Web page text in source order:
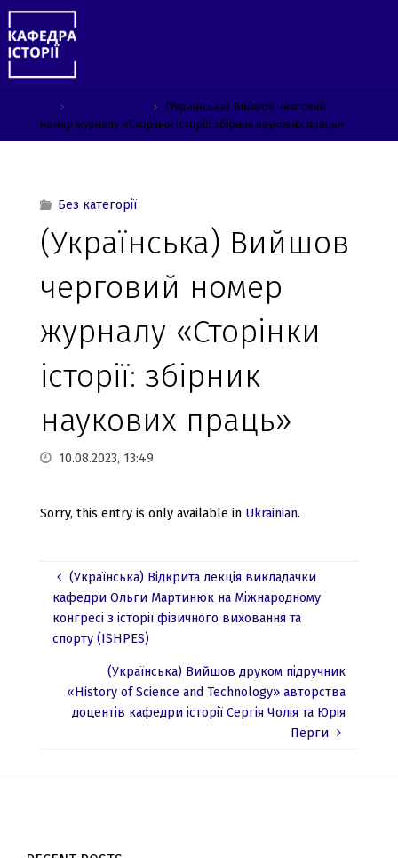
Skip
to
content
Home
(Українська) Вийшов черговий
номер журналу «Сторінки історії: збірник наукових праць»
Без категорії
(Українська) Вийшов
черговий номер
журналу «Сторінки
історії: збірник
наукових праць»
10.08.2023, 13:49
Sorry, this entry is only available in Ukrainian.
(Українська) Відкрита лекція викладачки
кафедри Ольги Мартинюк на Міжнародному
конгресі з історії фізичного виховання та
спорту (ISHPES)
(Українська) Вийшов друком підручник
«History of Science and Technology» авторства
доцентів кафедри історії Сергія Чолія та Юрія
Перги